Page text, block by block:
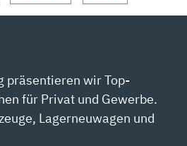
präsentieren wir Top-
für Privat und Gewerbe.
Lagerneuwagen und